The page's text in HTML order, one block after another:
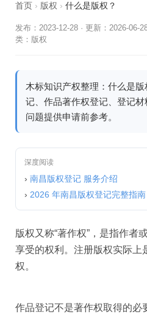
首页 › 版权 › 什么是版权？
发布：2023-12-28 · 更新：2026-06-
类： 版权
木标知识产权整理：什么是
记、作品著作权登记、登记
问题提供申请前参考。
深度阅读
› 南昌版权登记 服务介绍
› 2026 年南昌版权登记完整指南
版权又称“著作权”，是指作者
享受的权利。注册版权实际上
权。
作品登记不是著作权取得的必